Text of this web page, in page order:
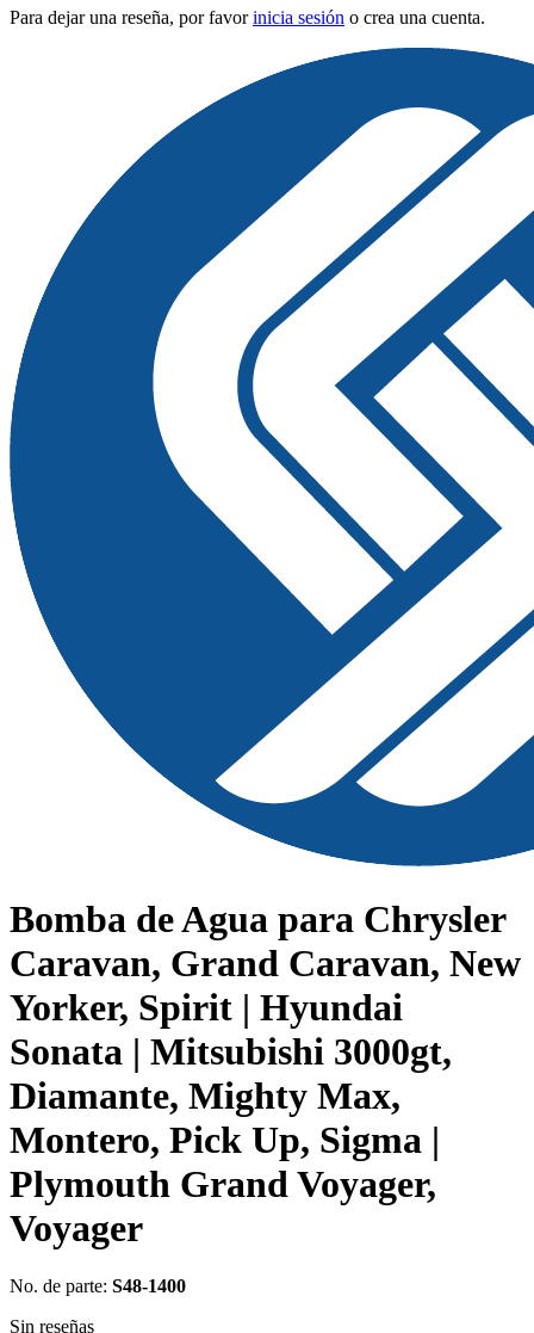
Para dejar una reseña, por favorinicia sesión o crea una cuenta.
Bomba de Agua para Chrysler
Caravan, Grand Caravan, New
Yorker, Spirit | Hyundai
Sonata | Mitsubishi 3000gt,
Diamante, Mighty Max,
Montero, Pick Up, Sigma |
Plymouth Grand Voyager,
Voyager
No. de parte: S48-1400
Sin reseñas